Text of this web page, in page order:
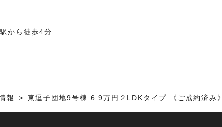
から徒歩4分
報 東逗子団地9号棟 6.9万円２LDKタイプ 《ご成約済み》